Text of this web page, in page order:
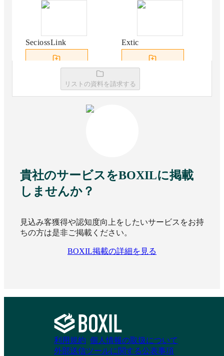
SeciossLink Extic
リストの資料を請求する
貴社のサービスをBOXILに掲載
しませんか？
見込み客獲得や認知度向上をしたいサービスをお持
ちの方は是非ご掲載ください。
BOXIL掲載の詳細を見る
利用規約 個人情報の取扱について
外部送信ツールに関する公表事項